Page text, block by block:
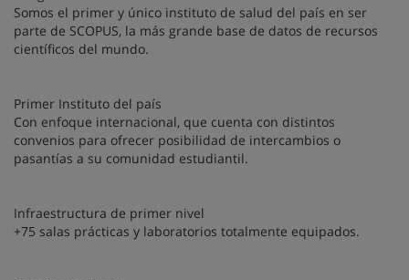
Somos el primer y único instituto de salud del país en ser
parte de SCOPUS, la más grande base de datos de recursos
científicos del mundo.
Primer Instituto del país
Con enfoque internacional, que cuenta con distintos
convenios para ofrecer posibilidad de intercambios o
pasantías a su comunidad estudiantil.
Infraestructura de primer nivel
+75 salas prácticas y laboratorios totalmente equipados.